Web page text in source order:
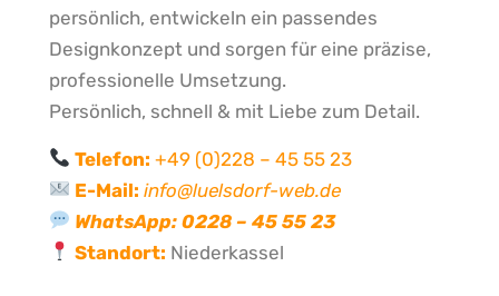
persönlich, entwickeln ein passendes
Designkonzept und sorgen für eine präzise,
professionelle Umsetzung.
Persönlich, schnell & mit Liebe zum Detail.
Telefon: +49 (0)228 – 45 55 23
E-Mail: info@luelsdorf-web.de
WhatsApp: 0228 – 45 55 23
Standort: Niederkassel